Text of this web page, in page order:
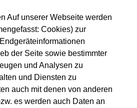
Auf unserer Webseite werden
Cookies) zur
der Seite sowie bestimmter
und Analysen zu
und Diensten zu
auch mit denen von anderen
es werden auch Daten an